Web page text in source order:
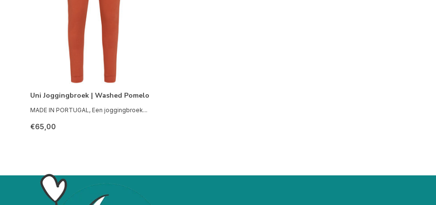
Uni Joggingbroek | Washed Pomelo
MADE IN PORTUGAL, Een joggingbroek...
€65,00